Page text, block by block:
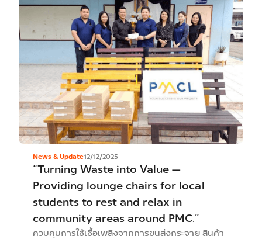
News & Update12/12/2025
“Turning Waste into Value —
Providing lounge chairs for local
students to rest and relax in
community areas around PMC.”
ควบคุมการใช้เชื้อเพลิงจากการขนส่งกระจาย สินค้า